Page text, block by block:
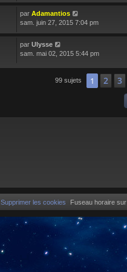
par Adamantios
sam. juin 27, 2015 7:04 pm
par Ulysse
sam. mai 02, 2015 5:44 pm
99 sujets 1 2 3
Fuseau horaire sur
Supprimer les cookies